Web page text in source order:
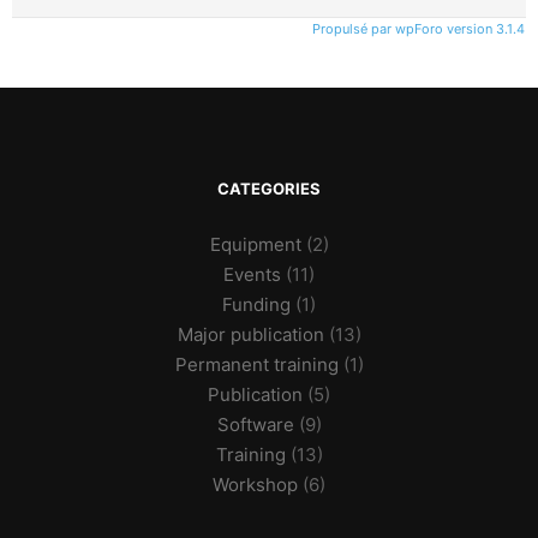
Propulsé par wpForo version 3.1.4
CATEGORIES
Equipment(2)
Events (11)
Funding (1)
Major publication (13)
Permanent training (1)
Publication (5)
Software (9)
Training (13)
Workshop (6)